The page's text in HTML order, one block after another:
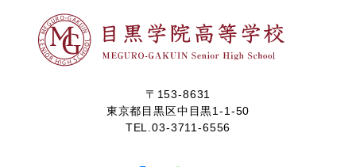
〒153-8631
東京都目黒区中目黒1-1-50
TEL.03-3711-6556